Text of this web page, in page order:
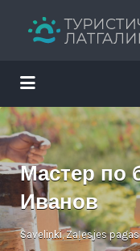
Путеводитель
Искать:
Мастер по
Иванов
Savelinki, Zaļesjes